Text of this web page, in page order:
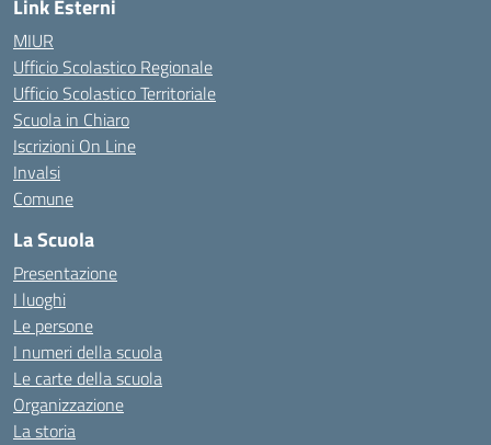
Link Esterni
MIUR
Ufficio Scolastico Regionale
Ufficio Scolastico Territoriale
Scuola in Chiaro
Iscrizioni On Line
Invalsi
Comune
La Scuola
Presentazione
I luoghi
Le persone
I numeri della scuola
Le carte della scuola
Organizzazione
La storia